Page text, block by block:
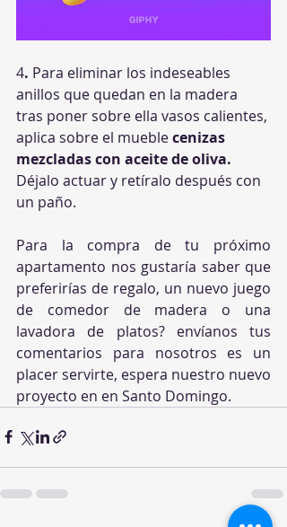
4. Para eliminar los indeseables
anillos que quedan en la madera
tras poner sobre ella vasos calientes,
aplica sobre el mueble cenizas
mezcladas con aceite de oliva.
Déjalo actuar y retíralo después con
un paño.
Para la compra de tu próximo
apartamento nos gustaría saber que
preferirías de regalo, un nuevo juego
de comedor de madera o una
lavadora de platos? envíanos tus
comentarios para nosotros es un
placer servirte, espera nuestro nuevo
proyecto en en Santo Domingo.